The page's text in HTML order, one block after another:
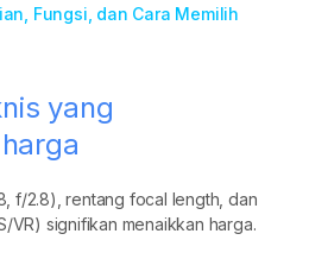
Fungsi, dan Cara Memilih
yang
f/2.8), rentang focal length, dan
VR) signifikan menaikkan harga.